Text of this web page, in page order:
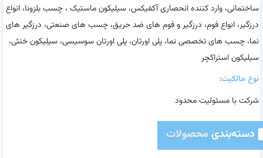
ساختمانی، وارد کننده انحصاری آکفیکس، سیلیکون ماستیک ، چسب بلزونا، انواع
درزگیر، انواع فوم، درزگیر و فوم های ضد حریق، چسب های صنعتی، درزگیر های
نما، چسب های تخصصی نما، پلی اورتان، پلی اورتان سوسیسی، سیلیکون خنثی،
سیلیکون استراکچر
نوع مالکیت:
شرکت با مسئولیت محدود
دسته‌بندی محصولات